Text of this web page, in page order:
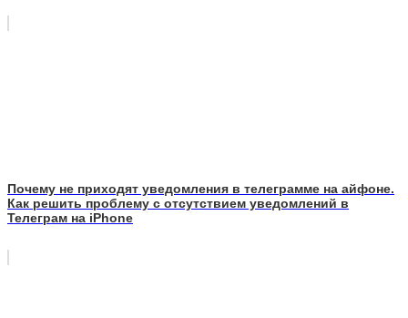
Почему не приходят уведомления в телеграмме на айфоне.
Как решить проблему с отсутствием уведомлений в
Телеграм на iPhone